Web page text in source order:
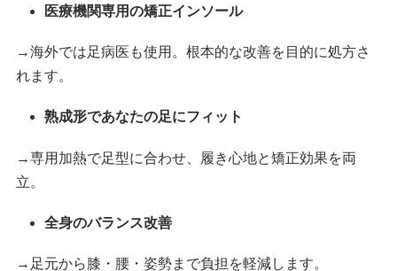
医療機関専用の矯正インソール
→海外では足病医も使用。根本的な改善を目的に処方さ
れます。
熟成形であなたの足にフィット
→専用加熱で足型に合わせ、履き心地と矯正効果を両
立。
全身のバランス改善
→足元から膝・腰・姿勢まで負担を軽減します。